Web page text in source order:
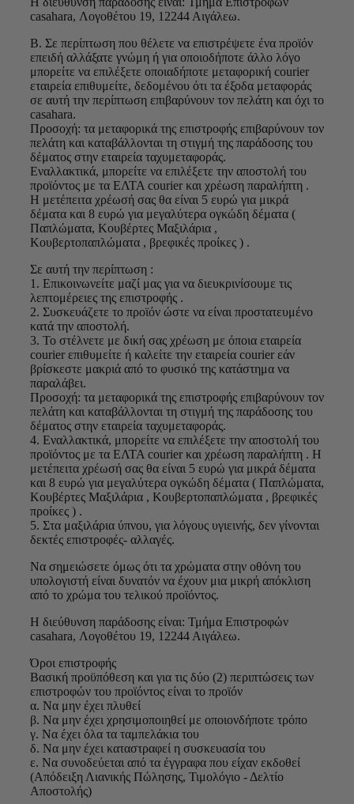
casahara, Λογοθέτου 19, 12244 Αιγάλεω.
Β. Σε περίπτωση που θέλετε να επιστρέψετε ένα προϊόν
επειδή αλλάξατε γνώμη ή για οποιοδήποτε άλλο λόγο
μπορείτε να επιλέξετε οποιαδήποτε μεταφορική courier
εταιρεία επιθυμείτε, δεδομένου ότι τα έξοδα μεταφοράς
σε αυτή την περίπτωση επιβαρύνουν τον πελάτη και όχι το
casahara.
Προσοχή: τα μεταφορικά της επιστροφής επιβαρύνουν τον
πελάτη και καταβάλλονται τη στιγμή της παράδοσης του
δέματος στην εταιρεία ταχυμεταφοράς.
Εναλλακτικά, μπορείτε να επιλέξετε την αποστολή του
προϊόντος με τα ΕΛΤΑ courier και χρέωση παραλήπτη .
Η μετέπειτα χρέωσή σας θα είναι 5 ευρώ για μικρά
δέματα και 8 ευρώ για μεγαλύτερα ογκώδη δέματα (
Παπλώματα, Κουβέρτες Μαξιλάρια ,
Κουβερτοπαπλώματα , βρεφικές προίκες ) .
Σε αυτή την περίπτωση :
1. Επικοινωνείτε μαζί μας για να διευκρινίσουμε τις
λεπτομέρειες της επιστροφής .
2. Συσκευάζετε το προϊόν ώστε να είναι προστατευμένο
κατά την αποστολή.
3. Το στέλνετε με δική σας χρέωση με όποια εταιρεία
courier επιθυμείτε ή καλείτε την εταιρεία courier εάν
βρίσκεστε μακριά από το φυσικό της κατάστημα να
παραλάβει.
Προσοχή: τα μεταφορικά της επιστροφής επιβαρύνουν τον
πελάτη και καταβάλλονται τη στιγμή της παράδοσης του
δέματος στην εταιρεία ταχυμεταφοράς.
4. Εναλλακτικά, μπορείτε να επιλέξετε την αποστολή του
προϊόντος με τα ΕΛΤΑ courier και χρέωση παραλήπτη . Η
μετέπειτα χρέωσή σας θα είναι 5 ευρώ για μικρά δέματα
και 8 ευρώ για μεγαλύτερα ογκώδη δέματα ( Παπλώματα,
Κουβέρτες Μαξιλάρια , Κουβερτοπαπλώματα , βρεφικές
προίκες ) .
5. Στα μαξιλάρια ύπνου, για λόγους υγιεινής, δεν γίνονται
δεκτές επιστροφές- αλλαγές.
Να σημειώσετε όμως ότι τα χρώματα στην οθόνη του
υπολογιστή είναι δυνατόν να έχουν μια μικρή απόκλιση
από το χρώμα του τελικού προϊόντος.
Η διεύθυνση παράδοσης είναι: Τμήμα Επιστροφών
casahara, Λογοθέτου 19, 12244 Αιγάλεω.
Όροι επιστροφής
Βασική προϋπόθεση και για τις δύο (2) περιπτώσεις των
επιστροφών του προϊόντος είναι το προϊόν
α. Να μην έχει πλυθεί
β. Να μην έχει χρησιμοποιηθεί με οποιονδήποτε τρόπο
γ. Να έχει όλα τα ταμπελάκια του
δ. Να μην έχει καταστραφεί η συσκευασία του
ε. Να συνοδεύεται από τα έγγραφα που είχαν εκδοθεί
(Απόδειξη Λιανικής Πώλησης, Τιμολόγιο - Δελτίο
Αποστολής)